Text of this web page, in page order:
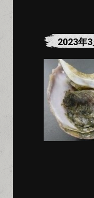
2023年